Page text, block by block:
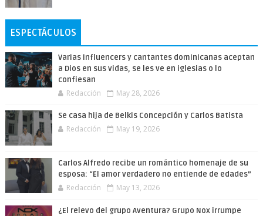
ESPECTÁCULOS
Varias influencers y cantantes dominicanas aceptan
a Dios en sus vidas, se les ve en iglesias o lo
confiesan
Redacción May 28, 2026
Se casa hija de Belkis Concepción y Carlos Batista
Redacción May 19, 2026
Carlos Alfredo recibe un romántico homenaje de su
esposa: “El amor verdadero no entiende de edades”
Redacción May 13, 2026
¿El relevo del grupo Aventura? Grupo Nox irrumpe